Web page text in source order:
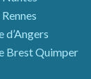
d’Angers
Brest Quimper